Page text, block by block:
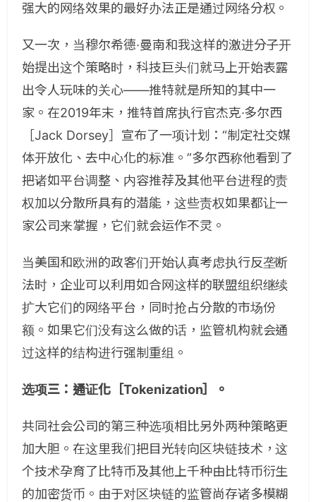
强大的网络效果的最好办法正是通过网络分权。
又一次，当穆尔希德·曼南和我这样的激进分子开
始提出这个策略时，科技巨头们就马上开始表露
出令人玩味的关心——推特就是所知的其中一
家。在2019年末，推特首席执行官杰克·多尔西
［Jack Dorsey］宣布了一项计划：“制定社交媒
体开放化、去中心化的标准。”多尔西称他看到了
把诸如平台调整、内容推荐及其他平台进程的责
权加以分散所具有的潜能，这些责权如果都让一
家公司来掌握，它们就会运作不灵。
当美国和欧洲的政客们开始认真考虑执行反垄断
法时，企业可以利用如合网这样的联盟组织继续
扩大它们的网络平台，同时抢占分散的市场份
额。如果它们没有这么做的话，监管机构就会通
过这样的结构进行强制重组。
选项三：通证化［Tokenization］。
共同社会公司的第三种选项相比另外两种策略更
加大胆。在这里我们把目光转向区块链技术，这
个技术孕育了比特币及其他上千种由比特币衍生
的加密货币。由于对区块链的监管尚存诸多模糊